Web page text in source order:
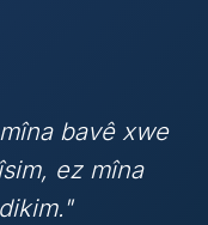
bavê xwe
ez mîna